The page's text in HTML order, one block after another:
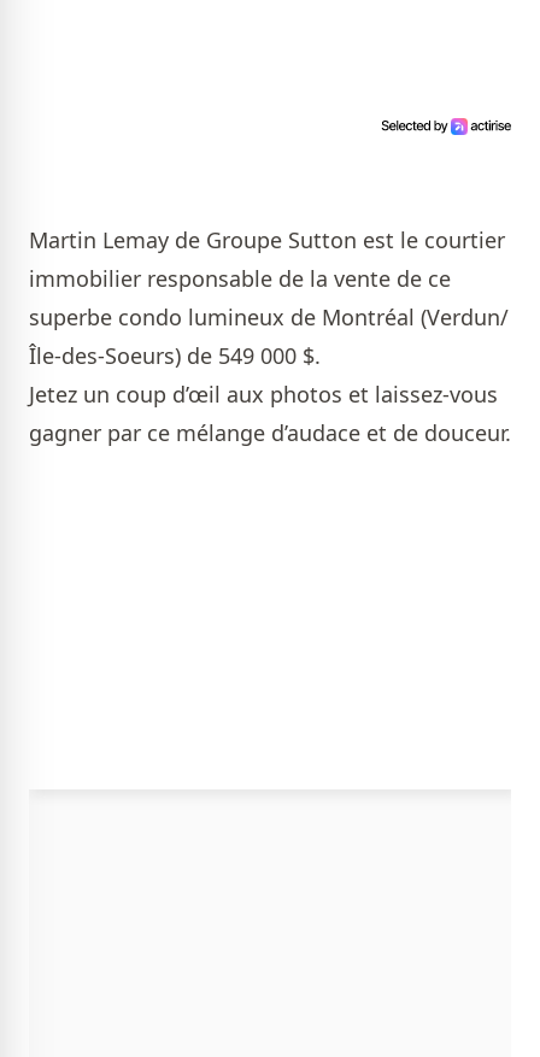
Martin Lemay de Groupe Sutton est le courtier
immobilier responsable de la vente de ce
superbe condo lumineux de Montréal (Verdun/
Île-des-Soeurs) de 549 000 $.
Jetez un coup d’œil aux photos et laissez-vous
gagner par ce mélange d’audace et de douceur.